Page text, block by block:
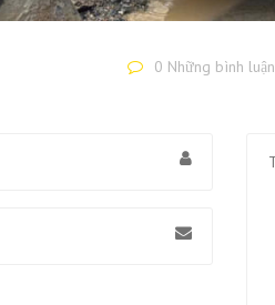
0 Những bình luận